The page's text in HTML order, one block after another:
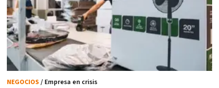
NEGOCIOS / Empresa en crisis